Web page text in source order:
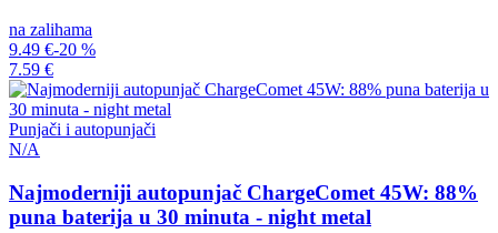
na zalihama
9.49 €-20 %
7.59 €
Punjači i autopunjači
N/A
Najmoderniji autopunjač ChargeComet 45W: 88%
puna baterija u 30 minuta - night metal